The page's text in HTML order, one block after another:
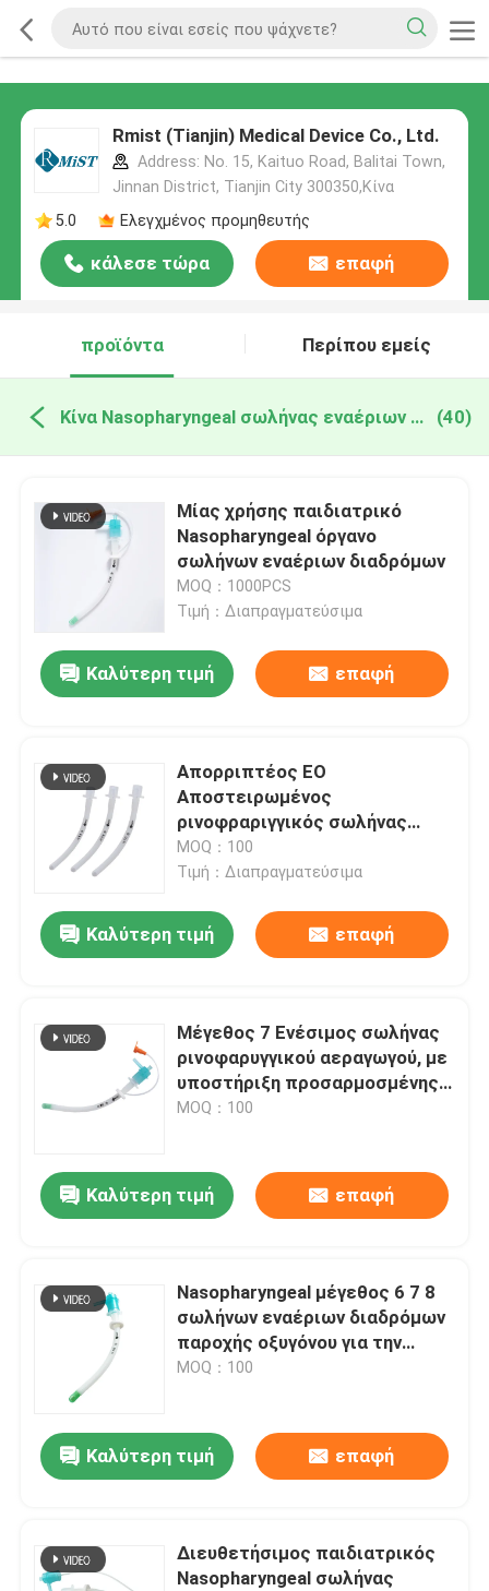
Rmist (Tianjin) Medical Device Co., Ltd.
Address: No. 15, Kaituo Road, Balitai Town,
Jinnan District, Tianjin City 300350,Κίνα
5.0
Ελεγχμένος προμηθευτής
κάλεσε τώρα επαφή
προϊόντα Περίπου εμείς
Κίνα Nasopharyngeal σωλήνας εναέριων διαδρόμων (40)
Μίας χρήσης παιδιατρικό
Nasopharyngeal όργανο
σωλήνων εναέριων διαδρόμων
MOQ：1000PCS
Τιμή：Διαπραγματεύσιμα
Καλύτερη τιμή επαφή
Απορριπτέος EO
Αποστειρωμένος
ρινοφραριγγικός σωλήνας
αναπνευστικών οδών Μέγεθος
7 Για νεογέννητο βρέφος
MOQ：100
Τιμή：Διαπραγματεύσιμα
Καλύτερη τιμή επαφή
Μέγεθος 7 Ενέσιμος σωλήνας
ρινοφαρυγγικού αεραγωγού, με
υποστήριξη προσαρμοσμένης
ODM
MOQ：100
Καλύτερη τιμή επαφή
Nasopharyngeal μέγεθος 6 7 8
σωλήνων εναέριων διαδρόμων
παροχής οξυγόνου για την
αναισθησία
MOQ：100
Καλύτερη τιμή επαφή
Διευθετήσιμος παιδιατρικός
Nasopharyngeal σωλήνας